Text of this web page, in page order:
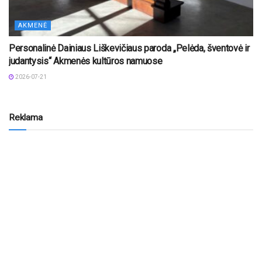
AKMENĖ
Personalinė Dainiaus Liškevičiaus paroda „Pelėda, šventovė ir
judantysis“ Akmenės kultūros namuose
2026-07-21
Reklama